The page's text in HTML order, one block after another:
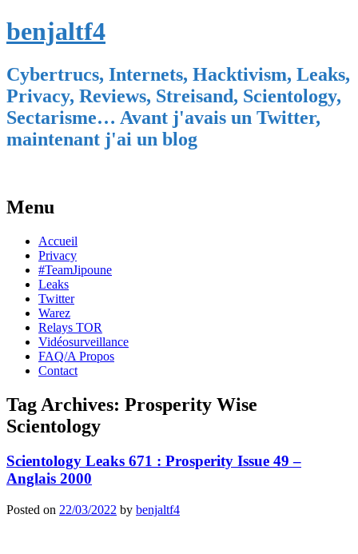
benjaltf4
Cybertrucs, Internets, Hacktivism, Leaks,
Privacy, Reviews, Streisand, Scientology,
Sectarisme… Avant j'avais un Twitter,
maintenant j'ai un blog
Menu
Skip
content
Accueil
Privacy
#TeamJipoune
Leaks
Twitter
Warez
Relays TOR
Vidéosurveillance
FAQ/A Propos
Contact
Tag Archives: Prosperity Wise
Scientology
Scientology Leaks 671 : Prosperity Issue 49 –
Anglais 2000
Posted on 22/03/2022 by benjaltf4